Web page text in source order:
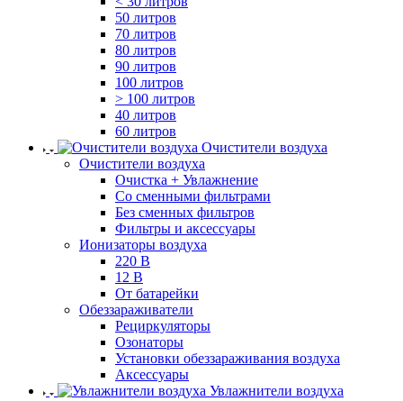
50 литров
70 литров
80 литров
90 литров
100 литров
> 100 литров
40 литров
60 литров
Очистители воздуха
Очистители воздуха
Очистка + Увлажнение
Cо сменными фильтрами
Без сменных фильтров
Фильтры и аксессуары
Ионизаторы воздуха
220 В
12 В
От батарейки
Обеззараживатели
Рециркуляторы
Озонаторы
Установки обеззараживания воздуха
Аксессуары
Увлажнители воздуха